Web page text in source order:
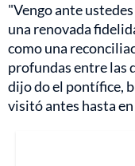
"Vengo ante
una renovada
como una
profundas entre las
dijo do el pontífice,
visitó antes hasta